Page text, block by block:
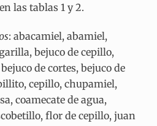
las tablas 1 y 2.
: abacamiel, abamiel,
bejuco de cepillo,
de cortes, bejuco de
cepillo, chupamiel,
coamecate de agua,
flor de cepillo, juan